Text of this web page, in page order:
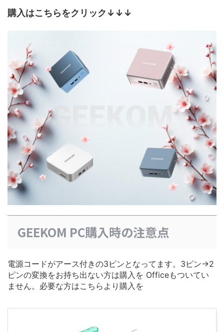
購入はこちらをクリック↓↓↓
GEEKOM PC購入時の注意点
電源コードがアース付きの3ピンとなってます。3ピン→2
ピンの変換をお持ち出ない方は購入を Officeもついてい
ません。必要な方はこちらより購入を